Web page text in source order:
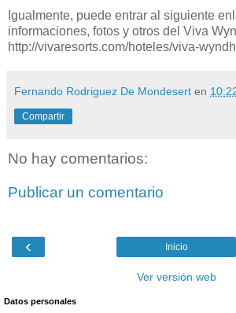
Igualmente, puede entrar al siguiente
informaciones, fotos y otros del Viva
http://vivaresorts.com/hoteles/viva-
Fernando Rodriguez De Mondesert en
Compartir
No hay comentarios:
Publicar un comentario
‹ Inicio
Ver versión web
Datos personales